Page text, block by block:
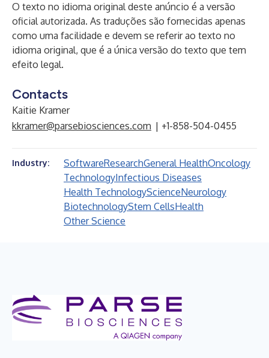
O texto no idioma original deste anúncio é a versão
oficial autorizada. As traduções são fornecidas apenas
como uma facilidade e devem se referir ao texto no
idioma original, que é a única versão do texto que tem
efeito legal.
Contacts
Kaitie Kramer
kkramer@parsebiosciences.com | +1-858-504-0455
Industry: SoftwareResearchGeneral HealthOncology
TechnologyInfectious Diseases
Health TechnologyScienceNeurology
BiotechnologyStem CellsHealth
Other Science